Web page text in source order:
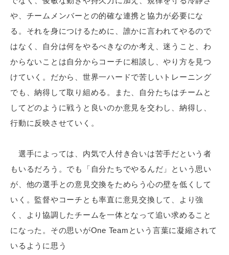
や、チームメンバーとの的確な連携と協力が必要にな
る。それを身につけるために、誰かに言われてやるので
はなく、自分は何をやるべきなのか考え、迷うこと、わ
からないことは自分からコーチに相談し、やり方を見つ
けていく。だから、世界一ハードで苦しいトレーニング
でも、納得して取り組める。また、自分たちはチームと
してどのように戦うと良いのか意見を交わし、納得し、
行動に反映させていく。
選手によっては、内気で人付き合いは苦手だという者
もいるだろう。でも「自分たちでやるんだ」という思い
が、他の選手との意見交換をためらう心の壁を低くして
いく。監督やコーチとも率直に意見交換して、より強
く、より協調したチームを一体となって追い求めること
になった。その思いがOne Teamという言葉に凝縮されて
いるように思う